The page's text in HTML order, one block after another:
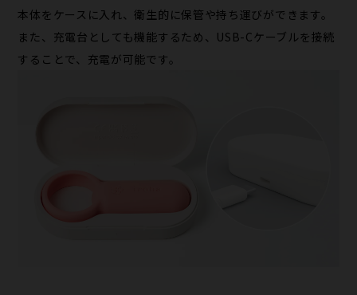
本体を​ケースに​入れ、​衛生的に​保管や​持ち運びが​できます。
また、​充電台と​しても​機能する​ため、​USB-Cケーブルを​接続
する​ことで、​充電が​可能です。